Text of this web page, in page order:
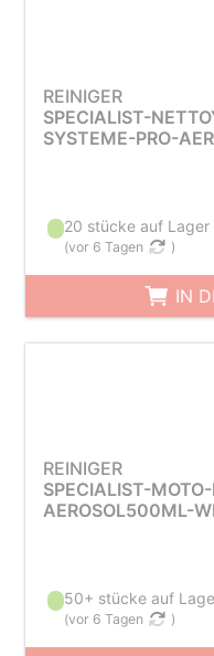
REINIGER
SPECIALIST-
SYSTEME-PRO-
20 stücke auf Lager
(vor 6 Tagen )
IN
REINIGER
SPECIALIST-
AEROSOL500ML-
50+ stücke auf
(vor 6 Tagen )